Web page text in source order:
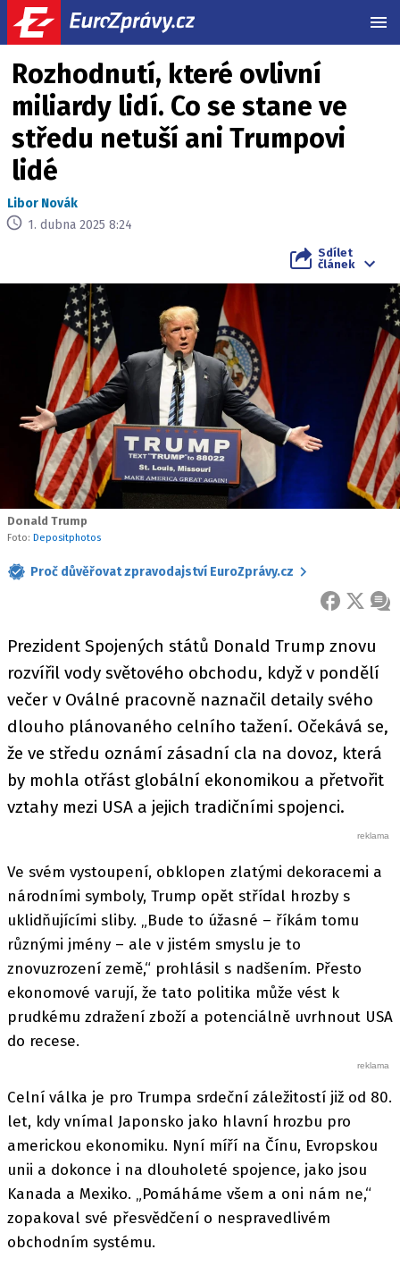
Rozhodnutí, které ovlivní
miliardy lidí. Co se stane ve
středu netuší ani Trumpovi
lidé
Libor Novák
1. dubna 2025 8:24
Sdílet
článek
Donald Trump
Foto: Depositphotos
Proč důvěřovat zpravodajství EuroZprávy.cz
FACEBOOK
X
Prezident Spojených států Donald Trump znovu
rozvířil vody světového obchodu, když v pondělí
večer v Oválné pracovně naznačil detaily svého
dlouho plánovaného celního tažení. Očekává se,
že ve středu oznámí zásadní cla na dovoz, která
by mohla otřást globální ekonomikou a přetvořit
vztahy mezi USA a jejich tradičními spojenci.
Ve svém vystoupení, obklopen zlatými dekoracemi a
národními symboly, Trump opět střídal hrozby s
uklidňujícími sliby. „Bude to úžasné – říkám tomu
různými jmény – ale v jistém smyslu je to
znovuzrození země,“ prohlásil s nadšením. Přesto
ekonomové varují, že tato politika může vést k
prudkému zdražení zboží a potenciálně uvrhnout USA
do recese.
Celní válka je pro Trumpa srdeční záležitostí již od 80.
let, kdy vnímal Japonsko jako hlavní hrozbu pro
americkou ekonomiku. Nyní míří na Čínu, Evropskou
unii a dokonce i na dlouholeté spojence, jako jsou
Kanada a Mexiko. „Pomáháme všem a oni nám ne,“
zopakoval své přesvědčení o nespravedlivém
obchodním systému.